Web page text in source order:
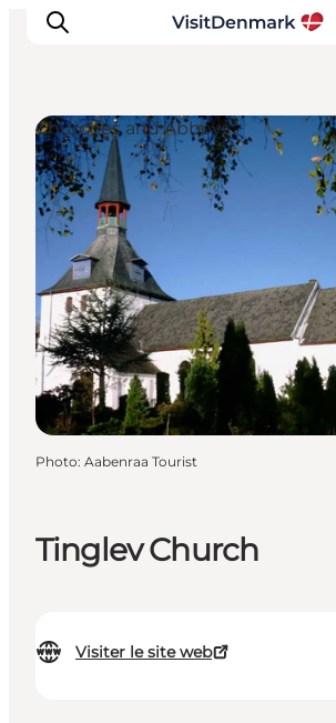
Inspirations
Destinations
Quoi faire
Hébergements
Planifiez votre voyage
Tinglev Church
Visiter le site web
Churches and Abbeys
Photo: Aabenraa Tourist